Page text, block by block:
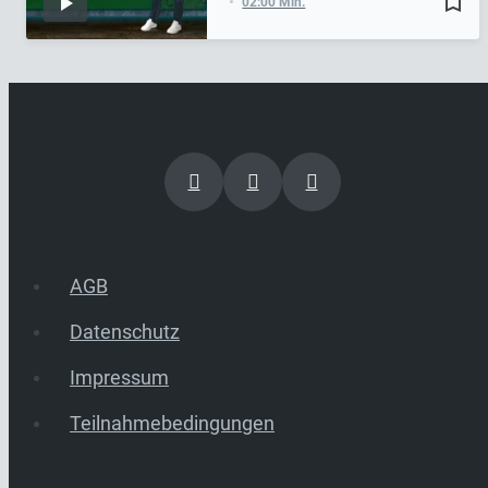
AGB
Datenschutz
Impressum
Teilnahmebedingungen